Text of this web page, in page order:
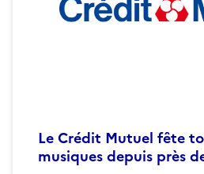
Le Crédit Mutuel fête
musiques depuis près